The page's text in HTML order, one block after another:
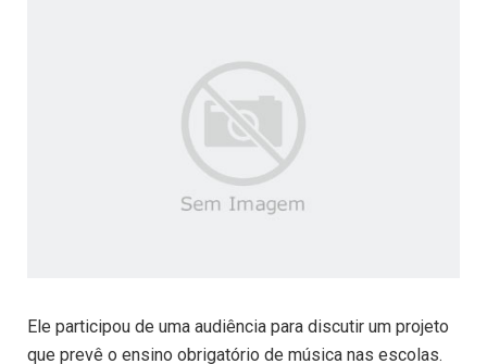
Ele participou de uma audiência para discutir um projeto
que prevê o ensino obrigatório de música nas escolas.